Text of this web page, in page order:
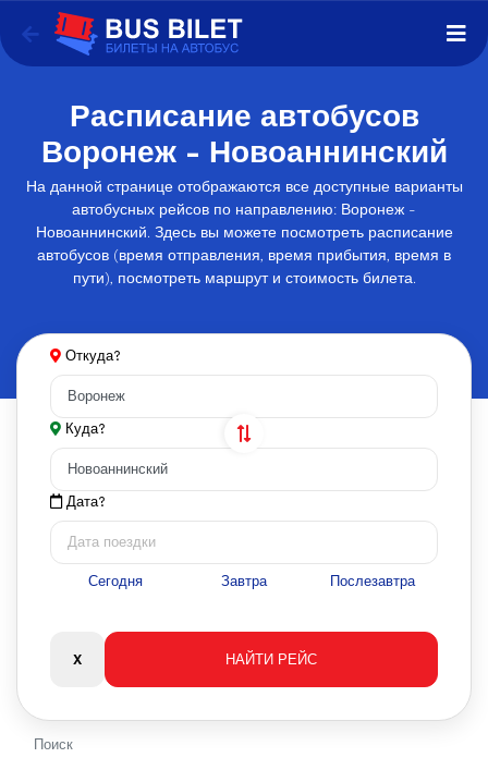
Расписание автобусов
Воронеж - Новоаннинский
На данной странице отображаются все доступные варианты
автобусных рейсов по направлению: Воронеж -
Новоаннинский. Здесь вы можете посмотреть расписание
автобусов (время отправления, время прибытия, время в
пути), посмотреть маршрут и стоимость билета.
Откуда?
Куда?
Дата?
Сегодня Завтра Послезавтра
Поиск